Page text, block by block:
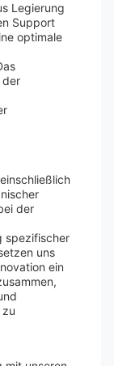
Legierung
Support
optimale
der
der
spezifischer
uns
ein